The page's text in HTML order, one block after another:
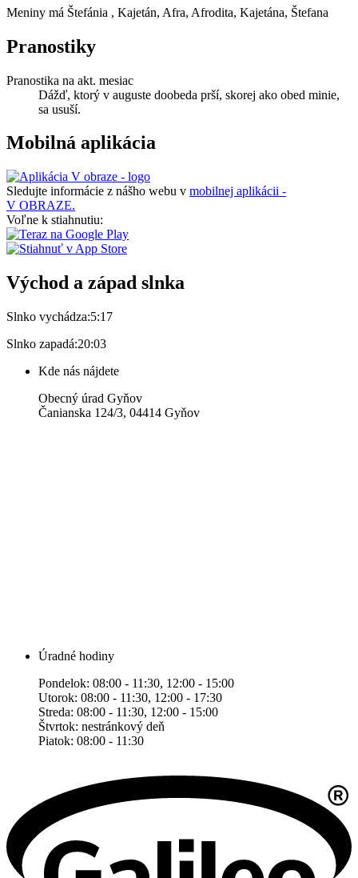
Meniny má Štefánia , Kajetán, Afra, Afrodita, Kajetána, Štefana
Pranostiky
Pranostika na akt. mesiac
Dážď, ktorý v auguste doobeda prší, skorej ako obed minie,
sa usuší.
Mobilná aplikácia
Sledujte informácie z nášho webu v mobilnej aplikácii -
V OBRAZE.
Voľne k stiahnutiu:
Východ a západ slnka
Slnko vychádza:5:17
Slnko zapadá:20:03
Kde nás nájdete
Obecný úrad Gyňov
Čanianska 124/3, 04414 Gyňov
Úradné hodiny
Pondelok: 08:00 - 11:30, 12:00 - 15:00
Utorok: 08:00 - 11:30, 12:00 - 17:30
Streda: 08:00 - 11:30, 12:00 - 15:00
Štvrtok: nestránkový deň
Piatok: 08:00 - 11:30